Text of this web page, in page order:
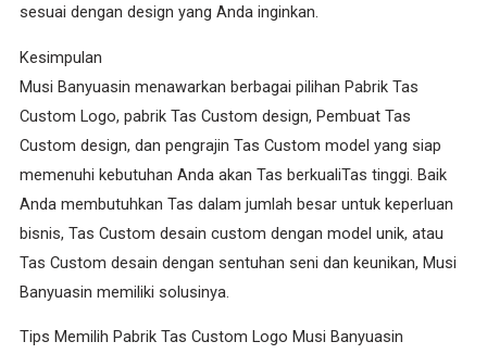
sesuai dengan design yang Anda inginkan.
Kesimpulan
Musi Banyuasin menawarkan berbagai pilihan Pabrik Tas
Custom Logo, pabrik Tas Custom design, Pembuat Tas
Custom design, dan pengrajin Tas Custom model yang siap
memenuhi kebutuhan Anda akan Tas berkualiTas tinggi. Baik
Anda membutuhkan Tas dalam jumlah besar untuk keperluan
bisnis, Tas Custom desain custom dengan model unik, atau
Tas Custom desain dengan sentuhan seni dan keunikan, Musi
Banyuasin memiliki solusinya.
Tips Memilih Pabrik Tas Custom Logo Musi Banyuasin